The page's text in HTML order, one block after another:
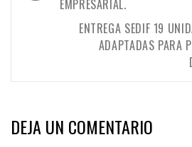
entradasEMPRESARIAL.
ENTREGA SEDIF 19
ADAPTADAS PARA
DEJA UN COMENTARIO